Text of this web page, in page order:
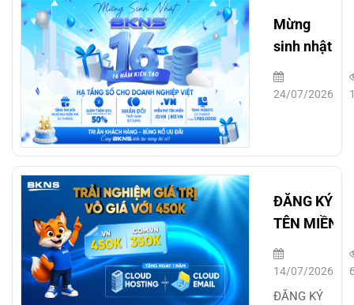
Mừng
sinh nhật
BKNS 16
tuổi
24/07/2026
ĐĂNG KÝ
TÊN MIỀN
.VN/
– TẶNG 01
NĂM
14/07/2026
ĐĂNG KÝ